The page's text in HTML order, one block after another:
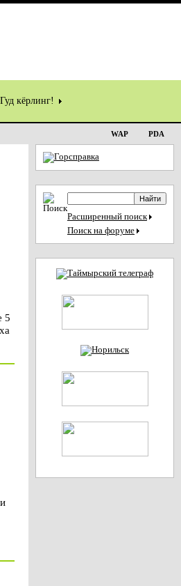
Гуд кёрлинг!
WAP PDA
5
Расширенный поиск
Поиск на форуме